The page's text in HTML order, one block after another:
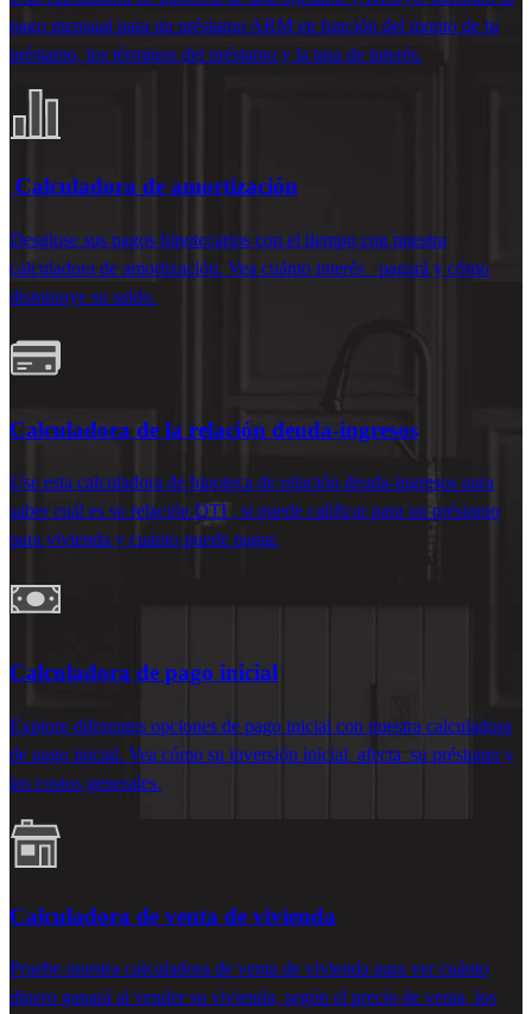
pago mensual para un préstamo ARM en función del monto de tu
préstamo, los términos del préstamo y la tasa de interés.
Calculadora de amortización
Desglose sus pagos hipotecarios con el tiempo con nuestra
calculadora de amortización. Vea cuánto interés
pagará y cómo
disminuye su saldo.
Calculadora de la relación deuda-ingresos
Use esta calculadora de hipoteca de relación deuda-ingresos para
sabercuál es su relación DTI , si puede calificar para un préstamo
para vivienda y cuánto puede pagar.
Calculadora de pago inicial
Explore diferentes opciones de pago inicial con nuestra calculadora
de pago inicial. Vea cómo su inversión inicial afecta su préstamo y
los costos generales.
Calculadora de venta de vivienda
Pruebe nuestra calculadora de venta de vivienda para ver cuánto
dinero ganará al vender su vivienda, según el precio de venta, los